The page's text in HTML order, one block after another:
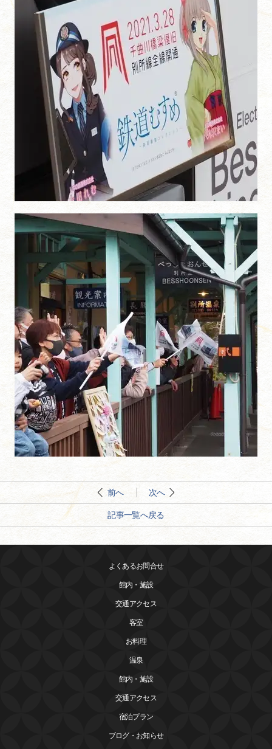
前へ 次へ
記事一覧へ戻る
よくあるお問合せ
館内・施設
交通アクセス
客室
お料理
温泉
館内・施設
交通アクセス
宿泊プラン
ブログ・お知らせ